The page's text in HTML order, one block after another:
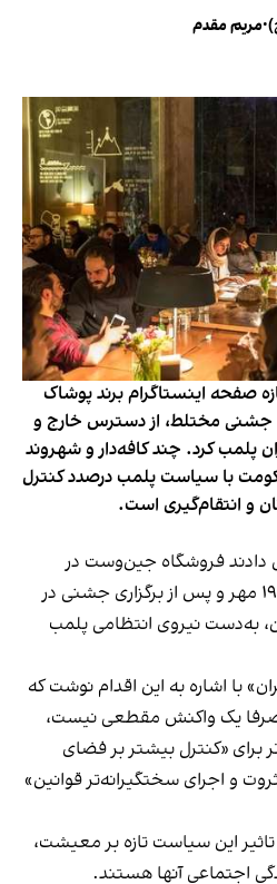
•مریم مقدم
صفحه اینستاگرام برند پوشاک
جشنی مختلط، از دسترس خارج و
پلمب کرد. چند کافه‌‌دار و شهروند
با سیاست پلمب درصدد کنترل
و انتقام‌گیری است.
دادند فروشگاه جین‌وست در
خیابان فرشته تهران، شنبه ۱۹ مهر و پس از برگزاری جشنی در
آن، به‌دست نیروی انتظامی پلمب
با اشاره به این اقدام نوشت که
صرفا یک واکنش مقطعی نیست،
برای «کنترل بیشتر بر فضای
و اجرای سختگیرانه‌تر قوانین»
این سیاست‌ تازه بر معیشت،
اجتماعی آنها هستند.